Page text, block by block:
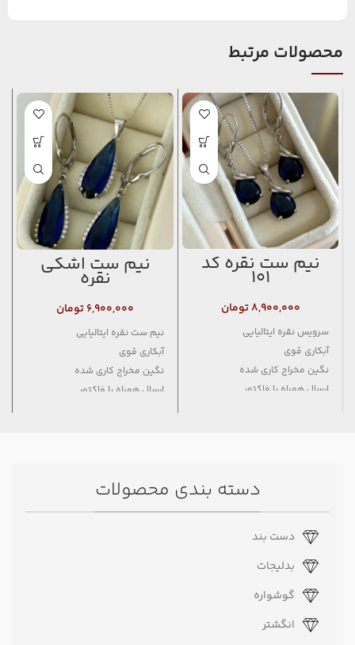
محصولات مرتبط
نیم ست نقره کد
۱۰۱
۸,۹۰۰,۰۰۰ تومان
سرویس نقره ایتالیایی
آبکاری قوی
نگین مخراج کاری شده
ارسال همراه با فاکتور
نیم ست اشکی
نقره
۶,۹۰۰,۰۰۰تومان
نیم ست نقره ایتالیایی
آبکاری قوی
نگین مخراج کاری شده
ارسال همراه با فاکتور
دسته بندی محصولات
دست بند
بدلیجات
گوشواره
انگشتر